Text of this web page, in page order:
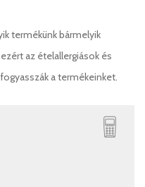
termékünk bármelyik
az ételallergiások és
a termékeinket.